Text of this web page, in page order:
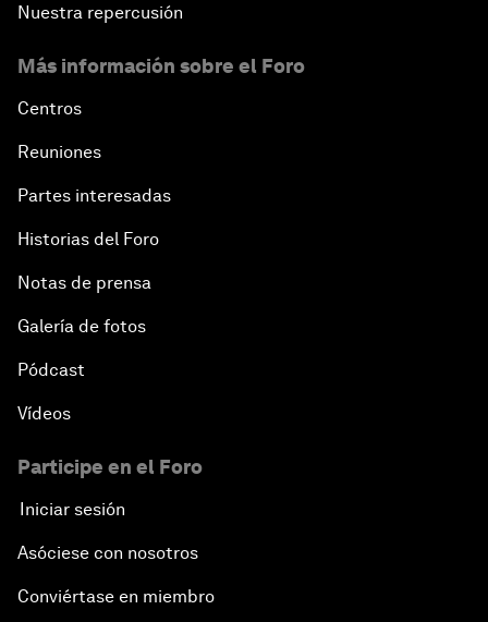
Nuestra repercusión
Más información sobre el Foro
Centros
Reuniones
Partes interesadas
Historias del Foro
Notas de prensa
Galería de fotos
Pódcast
Vídeos
Participe en el Foro
Iniciar sesión
Asóciese con nosotros
Conviértase en miembro